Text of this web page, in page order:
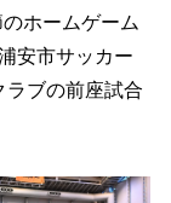
ホームゲーム
安市サッカー
ラブの前座試合